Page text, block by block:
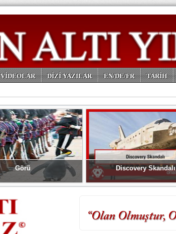
VİDEOLAR DİZİ YAZILAR EN/DE/FR TARİH
Görü Discovery Skandalı